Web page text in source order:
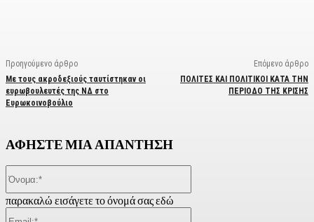
Προηγούμενο άρθρο
Με τους ακροδεξιούς ταυτίστηκαν οι
ευρωβουλευτές της ΝΔ στο
Ευρωκοινοβούλιο
Επόμενο άρθρο
ΠΟΛΙΤΕΣ ΚΑΙ ΠΟΛΙΤΙΚΟΙ ΚΑΤΑ ΤΗΝ
ΠΕΡΙΟΔΟ ΤΗΣ ΚΡΙΣΗΣ
ΑΦΗΣΤΕ ΜΙΑ ΑΠΑΝΤΗΣΗ
παρακαλώ εισάγετε το όνομά σας εδώ